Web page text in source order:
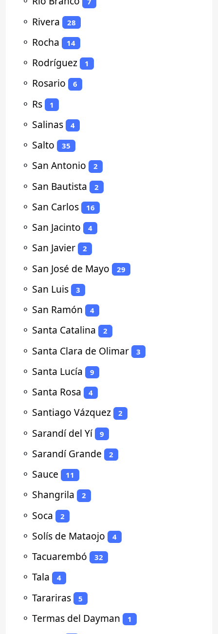
⚬ Rivera 28
⚬ Rocha 14
⚬ Rodríguez 1
⚬ Rosario 6
⚬ Rs 1
⚬ Salinas 4
⚬ Salto 35
⚬ San Antonio 2
⚬ San Bautista 2
⚬ San Carlos 16
⚬ San Jacinto 4
⚬ San Javier 2
⚬ San José de Mayo 29
⚬ San Luis 3
⚬ San Ramón 4
⚬ Santa Catalina 2
⚬ Santa Clara de Olimar 3
⚬ Santa Lucía 9
⚬ Santa Rosa 4
⚬ Santiago Vázquez 2
⚬ Sarandí del Yí 9
⚬ Sarandí Grande 2
⚬ Sauce 11
⚬ Shangrila 2
⚬ Soca 2
⚬ Solís de Mataojo 4
⚬ Tacuarembó 32
⚬ Tala 4
⚬ Tarariras 5
⚬ Termas del Dayman 1